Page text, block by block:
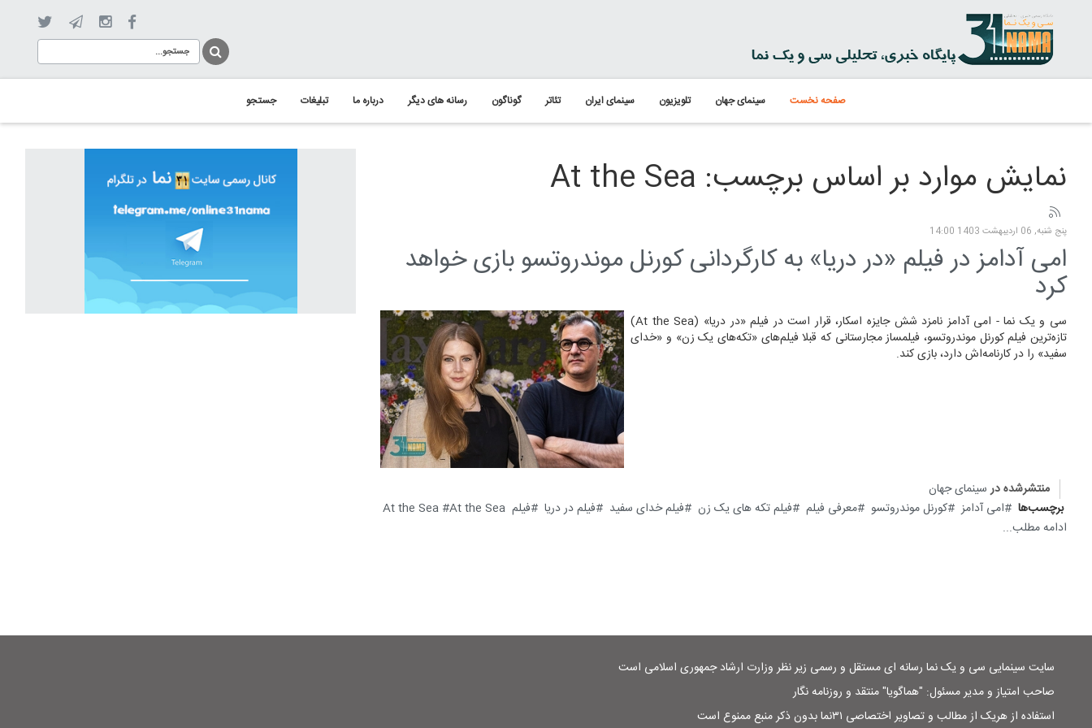
صفحه نخست سینمای جهان تلویزیون سینمای ایران تئاتر گوناگون رسانه های دیگر درباره ما تبلیغات جستجو
نمایش موارد بر اساس برچسب: At the Sea
پنج شنبه, 06 ارديبهشت 1403 14:00
امی آدامز در فیلم «در دریا» به کارگردانی کورنل موندروتسو بازی خواهد
کرد
سی و یک نما - امی آدامز نامزد شش جایزه اسکار، قرار است در فیلم «در دریا» (At the Sea)
تازه‌ترین فیلم کورنل موندروتسو، فیلمساز مجارستانی که قبلا فیلم‌های «تکه‌های یک زن» و «خدای
سفید» را در کارنامه‌اش دارد، بازی کند.
منتشرشده در سینمای جهان
برچسب‌ها
امی آدامز کورنل موندروتسو معرفی فیلم فیلم تکه های یک زن فیلم خدای سفید فیلم در دریا فیلم At the Sea At the Sea
ادامه مطلب...
سایت سینمایی سی و یک نما رسانه ای مستقل و رسمی زیر نظر وزارت ارشاد جمهوری اسلامی است
صاحب امتیاز و مدیر مسئول: "هماگویا" منتقد و روزنامه نگار
استفاده از هریک از مطالب و تصاویر اختصاصی ۳۱نما بدون ذکر منبع ممنوع است